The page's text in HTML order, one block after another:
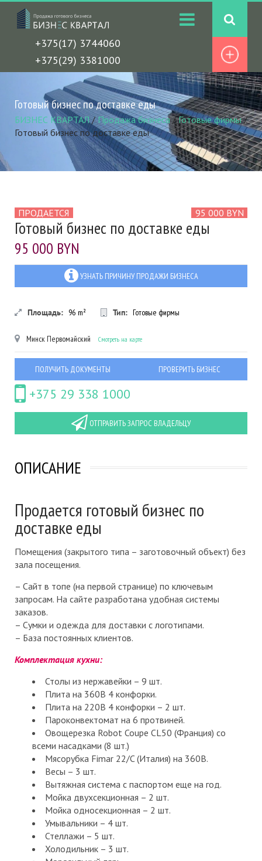
+375(17) 3744060
+375(29) 3381000
Готовый бизнес по доставке еды
БИЗНЕС КВАРТАЛ/Продажа бизнеса/Готовые фирмы/
Готовый бизнес по доставке еды
ПРОДАЕТСЯ 95 000 BYN
Готовый бизнес по доставке еды
95 000 BYN
УЗНАТЬ ПРИЧИНУ ПРОДАЖИ БИЗНЕСА
Площадь: 96 m² Тип: Готовые фирмы
МинскПервомайский Смотреть на карте
ПОЛУЧИТЬ ДОКУМЕНТЫ ПРОВЕРИТЬ БИЗНЕС
+375 29 338 1000
ОТПРАВИТЬ ЗАПРОС ВЛАДЕЛЬЦУ
ОПИСАНИЕ
Продается готовый бизнес по
доставке еды
Помещения (закрытого типа – заготовочный объект) без
зала посещения.
– Сайт в топе (на первой странице) по ключевым
запросам. На сайте разработана удобная системы
заказов.
– Сумки и одежда для доставки с логотипами.
– База постоянных клиентов.
Комплектация кухни:
Столы из нержавейки – 9 шт.
Плита на 360В 4 конфорки.
Плита на 220В 4 конфорки – 2 шт.
Пароконвектомат на 6 протвиней.
Овощерезка Robot Coupe CL50 (Франция) со
всеми насадками (8 шт.)
Мясорубка Fimar 22/C (Италия) на 360В.
Весы – 3 шт.
Вытяжная система с паспортом еще на год.
Мойка двухсекционная – 2 шт.
Мойка односекционная – 2 шт.
Умывальники – 4 шт.
Стеллажи – 5 шт.
Холодильник – 3 шт.